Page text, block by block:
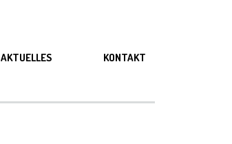
AKTUELLES KONTAKT